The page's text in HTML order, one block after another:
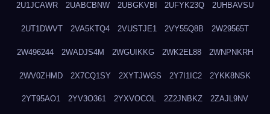
2U1JCAWR 2UABCBNW 2UBGKVBI 2UFYK23Q 2UHBAVSU
2UT1DWVT 2VA5KTQ4 2VUSTJE1 2VY55Q8B 2W29565T
2W496244 2WADJS4M 2WGUIKKG 2WK2EL88 2WNPNKRH
2WV0ZHMD 2X7CQ1SY 2XYTJWGS 2Y7I1IC2 2YKK8NSK
2YT95AO1 2YV3O361 2YXVOCOL 2Z2JNBKZ 2ZAJL9NV